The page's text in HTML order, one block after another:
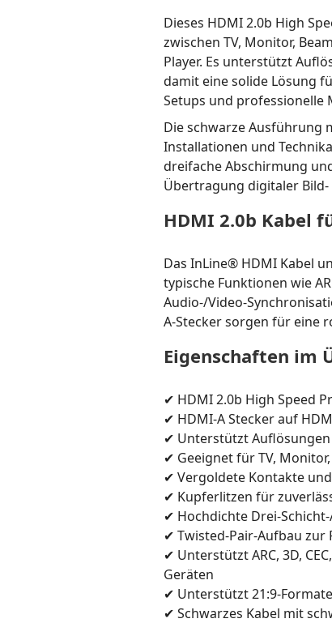
Dieses HDMI 2.0b High
zwischen TV, Monitor,
Player. Es unterstützt
damit eine solide Lösung
Setups und professionelle
Die schwarze Ausführung
Installationen und
dreifache Abschirmung
Übertragung digitaler Bild-
HDMI 2.0b Kabel
Das InLine® HDMI Kabel
typische Funktionen wie
Audio-/Video-
A-Stecker sorgen für eine
Eigenschaften im
✔ HDMI 2.0b High Speed
✔ HDMI-A Stecker auf
✔ Unterstützt Auflösungen
✔ Geeignet für TV,
✔ Vergoldete Kontakte
✔ Kupferlitzen für
✔ Hochdichte Drei-
✔ Twisted-Pair-Aufbau zur
✔ Unterstützt ARC, 3D,
Geräten
✔ Unterstützt 21:9-
✔ Schwarzes Kabel mit